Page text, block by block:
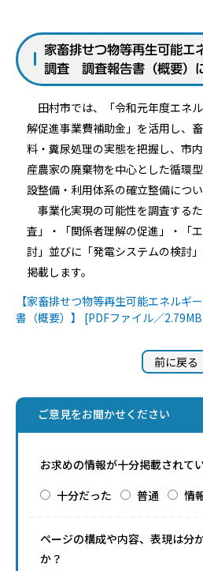
家畜排せつ物等再生可能エ
調査 調査報告書（概要）
田村市では、「令和元年度エネ
解促進事業費補助金」を活用し、
料・糞尿処理の実態を把握し、市
産農家の廃棄物を中心とした循環
設整備・利用体系の確立整備につ
事業化実現の可能性を調査する
査」・「関係者理解の促進」・「
討」並びに「発電システムの検討
掲載します。
【家畜排せつ物等再生可能エネル
書（概要）】 [PDFファイル／
前に戻る
ご意見をお聞かせください
お求めの情報が十分掲載されて
十分だった
普通 情
ページの構成や内容、表現は分
か？